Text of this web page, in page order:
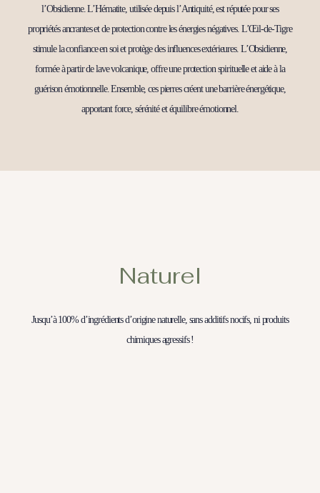
l’Obsidienne. L’Hématite, utilisée depuis l’Antiquité, est réputée pour ses
propriétés ancrantes et de protection contre les énergies négatives. L’Œil-de-Tigre
stimule la confiance en soi et protège des influences extérieures. L’Obsidienne,
formée à partir de lave volcanique, offre une protection spirituelle et aide à la
guérison émotionnelle. Ensemble, ces pierres créent une barrière énergétique,
apportant force, sérénité et équilibre émotionnel.
Naturel
Jusqu’à 100% d’ingrédients d’origine naturelle, sans additifs nocifs, ni produits
chimiques agressifs !